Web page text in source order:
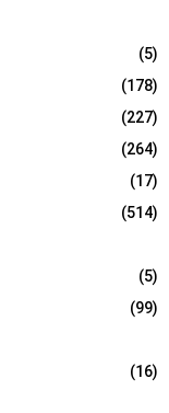
(5)
(178)
(227)
(264)
(17)
(514)
(5)
(99)
(16)